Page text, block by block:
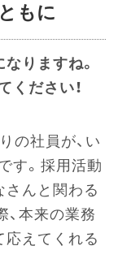
もに
りますね。
ください！
の社員が、い
す。採用活動
さんと関わる
、本来の業務
応えてくれる